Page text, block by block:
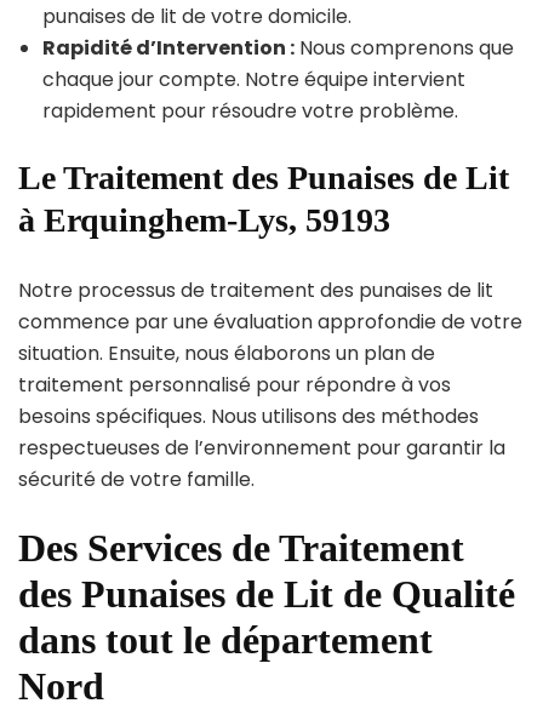
punaises de lit de votre domicile.
Rapidité d’Intervention : Nous comprenons que
chaque jour compte. Notre équipe intervient
rapidement pour résoudre votre problème.
Le Traitement des Punaises de Lit
à Erquinghem-Lys, 59193
Notre processus de traitement des punaises de lit
commence par une évaluation approfondie de votre
situation. Ensuite, nous élaborons un plan de
traitement personnalisé pour répondre à vos
besoins spécifiques. Nous utilisons des méthodes
respectueuses de l’environnement pour garantir la
sécurité de votre famille.
Des Services de Traitement
des Punaises de Lit de Qualité
dans tout le département
Nord